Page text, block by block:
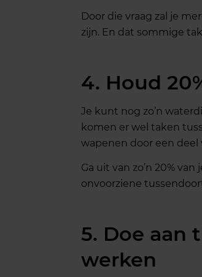
Door die vraag zal je
zijn. En dat sommige
4. Houd
Je kunt nog zo’n
komen er wel taken
wapenen door een deel
Ga uit van zo’n 20% van
onvoorziene
5. Doe
werken